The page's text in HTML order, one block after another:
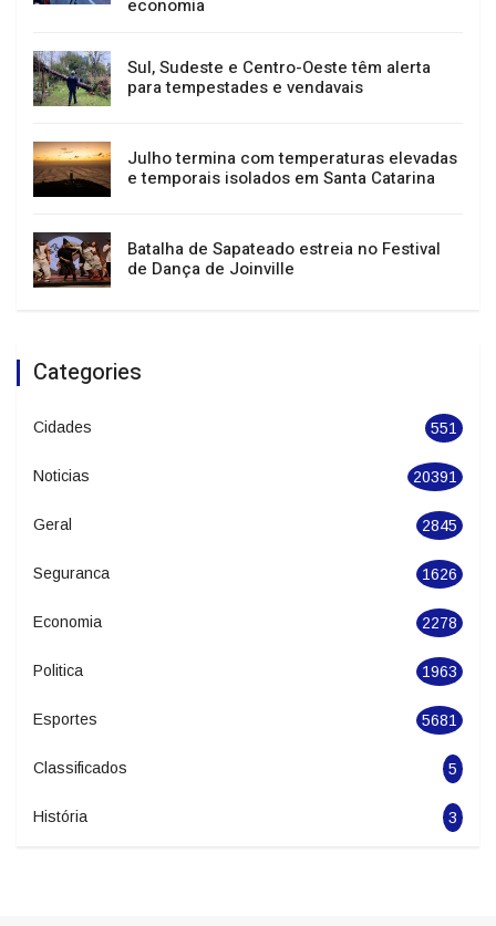
Festival de Dança de Joinville atrai mais de
400 mil pessoas e impulsiona turismo e
economia
Sul, Sudeste e Centro-Oeste têm alerta
para tempestades e vendavais
Julho termina com temperaturas elevadas
e temporais isolados em Santa Catarina
de Dança de Joinville
Categories
Cidades 551
Noticias 20391
Geral 2845
Seguranca 1626
Economia 2278
Politica 1963
Esportes 5681